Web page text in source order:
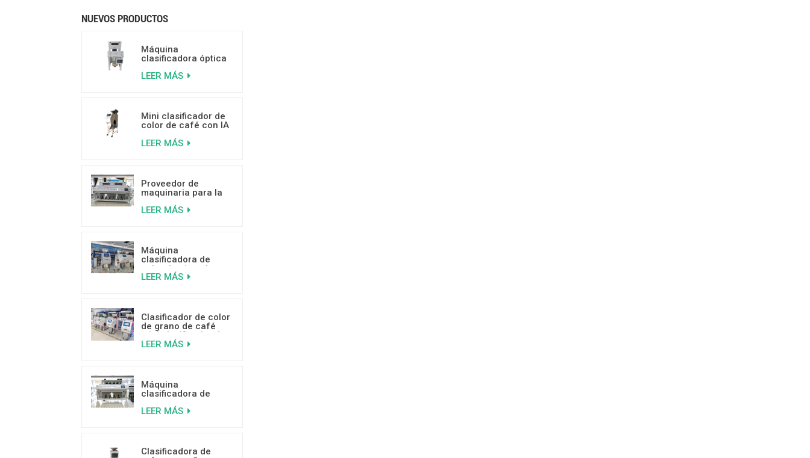
NUEVOS PRODUCTOS
Máquina
clasificadora óptica
frutos secos de 500
LEER MÁS
Mini clasificador de
color de café con IA
de café mohosos,
LEER MÁS
Proveedor de
maquinaria para la
color de cocos de
LEER MÁS
Máquina
clasificadora de
color de pistacho
con IA y aprendizaje
LEER MÁS
Clasificador de color
de grano de café
mini clasificador de
color de venta
LEER MÁS
Máquina
clasificadora de
inteligente de 5
LEER MÁS
Clasificadora de